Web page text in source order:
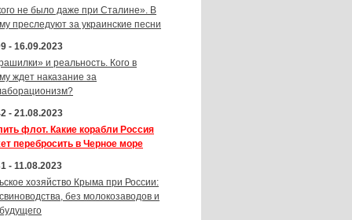
не было даже при Сталине». В
преследуют за украинские песни
- 16.09.2023
и реальность. Кого в
ждет наказание за
- 21.08.2023
флот. Какие корабли Россия
перебросить в Черное море
- 11.08.2023
хозяйство Крыма при России:
без молокозаводов и